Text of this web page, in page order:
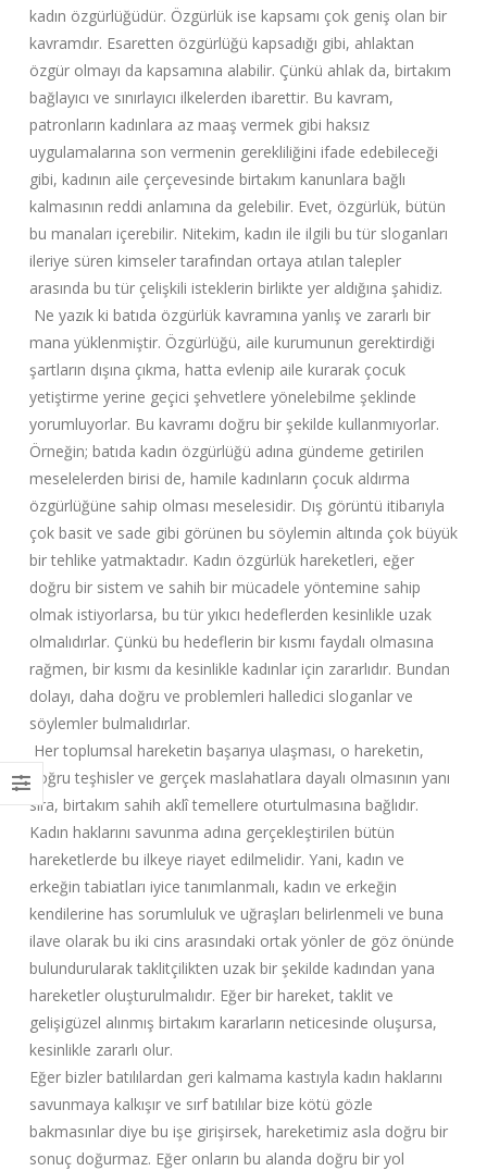
kadın özgürlüğüdür. Özgürlük ise kapsamı çok geniş olan bir
kavramdır. Esaretten özgürlüğü kapsadığı gibi, ahlaktan
özgür olmayı da kapsamına alabilir. Çünkü ahlak da, birtakım
bağlayıcı ve sınırlayıcı ilkelerden ibarettir. Bu kavram,
patronların kadınlara az maaş vermek gibi haksız
uygulamalarına son vermenin gerekliliğini ifade edebileceği
gibi, kadının aile çerçevesinde birtakım kanunlara bağlı
kalmasının reddi anlamına da gelebilir. Evet, özgürlük, bütün
bu manaları içerebilir. Nitekim, kadın ile ilgili bu tür sloganları
ileriye süren kimseler tarafından ortaya atılan talepler
arasında bu tür çelişkili isteklerin birlikte yer aldığına şahidiz.
Ne yazık ki batıda özgürlük kavramına yanlış ve zararlı bir
mana yüklenmiştir. Özgürlüğü, aile kurumunun gerektirdiği
şartların dışına çıkma, hatta evlenip aile kurarak çocuk
yetiştirme yerine geçici şehvetlere yönelebilme şeklinde
yorumluyorlar. Bu kavramı doğru bir şekilde kullanmıyorlar.
Örneğin; batıda kadın özgürlüğü adına gündeme getirilen
meselelerden birisi de, hamile kadınların çocuk aldırma
özgürlüğüne sahip olması meselesidir. Dış görüntü itibarıyla
çok basit ve sade gibi görünen bu söylemin altında çok büyük
bir tehlike yatmaktadır. Kadın özgürlük hareketleri, eğer
doğru bir sistem ve sahih bir mücadele yöntemine sahip
olmak istiyorlarsa, bu tür yıkıcı hedeflerden kesinlikle uzak
olmalıdırlar. Çünkü bu hedeflerin bir kısmı faydalı olmasına
rağmen, bir kısmı da kesinlikle kadınlar için zararlıdır. Bundan
dolayı, daha doğru ve problemleri halledici sloganlar ve
söylemler bulmalıdırlar.
Her toplumsal hareketin başarıya ulaşması, o hareketin,
doğru teşhisler ve gerçek maslahatlara dayalı olmasının yanı
sıra, birtakım sahih aklî temellere oturtulmasına bağlıdır.
Kadın haklarını savunma adına gerçekleştirilen bütün
hareketlerde bu ilkeye riayet edilmelidir. Yani, kadın ve
erkeğin tabiatları iyice tanımlanmalı, kadın ve erkeğin
kendilerine has sorumluluk ve uğraşları belirlenmeli ve buna
ilave olarak bu iki cins arasındaki ortak yönler de göz önünde
bulundurularak taklitçilikten uzak bir şekilde kadından yana
hareketler oluşturulmalıdır. Eğer bir hareket, taklit ve
gelişigüzel alınmış birtakım kararların neticesinde oluşursa,
kesinlikle zararlı olur.
Eğer bizler batılılardan geri kalmama kastıyla kadın haklarını
savunmaya kalkışır ve sırf batılılar bize kötü gözle
bakmasınlar diye bu işe girişirsek, hareketimiz asla doğru bir
sonuç doğurmaz. Eğer onların bu alanda doğru bir yol